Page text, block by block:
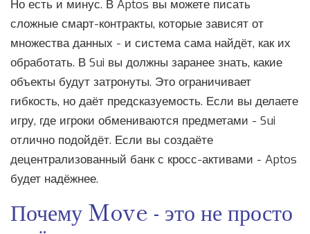
Но есть и минус. В Aptos вы можете писать
сложные смарт-контракты, которые зависят от
множества данных - и система сама найдёт, как их
обработать. В Sui вы должны заранее знать, какие
объекты будут затронуты. Это ограничивает
гибкость, но даёт предсказуемость. Если вы делаете
игру, где игроки обмениваются предметами - Sui
отлично подойдёт. Если вы создаёте
децентрализованный банк с кросс-активами - Aptos
будет надёжнее.
Почему Move - это не просто